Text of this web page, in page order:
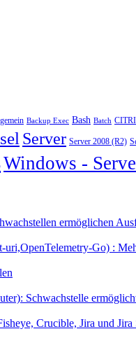
Backup Exec Bash Batch
Server Server 2008 (R2)
Windows -
ermöglichen
Go) :
Schwachstelle
Crucible, Jira und Jira